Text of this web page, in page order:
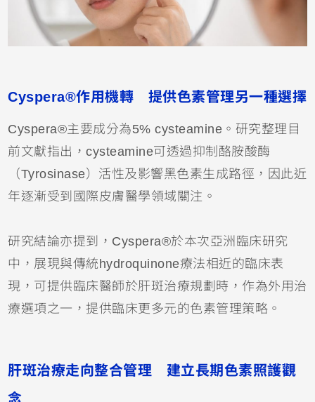
Cyspera®作用機轉 提供色素管理另一種選擇
Cyspera®主要成分為5% cysteamine。研究整理目
前文獻指出，cysteamine可透過抑制酪胺酸酶
（Tyrosinase）活性及影響黑色素生成路徑，因此近
年逐漸受到國際皮膚醫學領域關注。
研究結論亦提到，Cyspera®於本次亞洲臨床研究
中，展現與傳統hydroquinone療法相近的臨床表
現，可提供臨床醫師於肝斑治療規劃時，作為外用治
療選項之一，提供臨床更多元的色素管理策略。
肝斑治療走向整合管理 建立長期色素照護觀
念